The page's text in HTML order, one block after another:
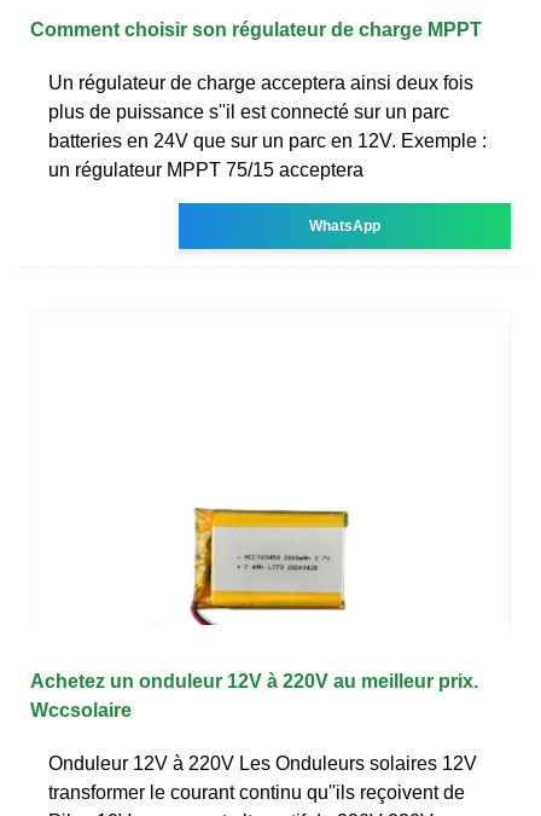
Comment choisir son régulateur de charge MPPT
Un régulateur de charge acceptera ainsi deux fois
plus de puissance s''il est connecté sur un parc
batteries en 24V que sur un parc en 12V. Exemple :
un régulateur MPPT 75/15 acceptera
WhatsApp
Achetez un onduleur 12V à 220V au meilleur prix.
Wccsolaire
Onduleur 12V à 220V Les Onduleurs solaires 12V
transformer le courant continu qu''ils reçoivent de